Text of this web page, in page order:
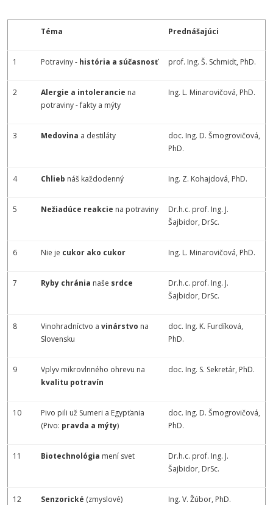
Téma Prednášajúci
1 Potraviny - história a súčasnosť prof. Ing. Š. Schmidt, PhD.
2 Alergie a intolerancie na
potraviny - fakty a mýty
Ing. L. Minarovičová, PhD.
3 Medovina a destiláty
doc. Ing. D. Šmogrovičová,
PhD.
4 Chlieb náš každodenný Ing. Z. Kohajdová, PhD.
5 Nežiadúce reakcie na potraviny
Dr.h.c. prof. Ing. J.
Šajbidor, DrSc.
6 Nie je cukor ako cukor Ing. L. Minarovičová, PhD.
7 Ryby chránia naše srdce
Dr.h.c. prof. Ing. J.
Šajbidor, DrSc.
8 Vinohradníctvo a vinárstvo na
Slovensku
doc. Ing. K. Furdíková,
PhD.
9
Vplyv mikrovlnného ohrevu na
kvalitu potravín
doc. Ing. S. Sekretár, PhD.
10
Pivo pili už Sumeri a Egypťania
(Pivo: pravda a mýty)
doc. Ing. D. Šmogrovičová,
PhD.
11 Biotechnológia mení svet
Dr.h.c. prof. Ing. J.
Šajbidor, DrSc.
12 Senzorické (zmyslové)
Ing. V. Žúbor, PhD.